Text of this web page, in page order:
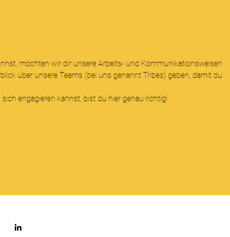
möchten wir dir unsere Arbeits- und Kommunikationsweisen
über unsere Teams (bei uns genannt Tribes) geben, damit du
engagieren kannst, bist du hier genau richtig!